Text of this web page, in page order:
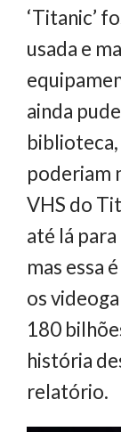
‘Titanic’
usada e
ainda
poderiam
VHS do
até lá
mas essa
os
180
história
relatório.